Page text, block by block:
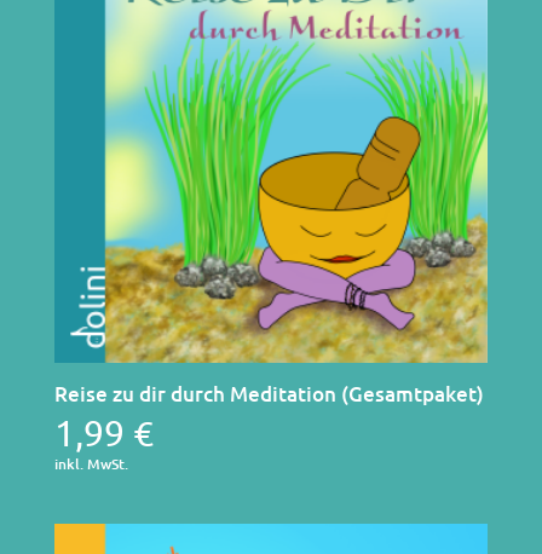
Reise zu dir durch Meditation (Gesamtpaket)
1,99 €
inkl. MwSt.